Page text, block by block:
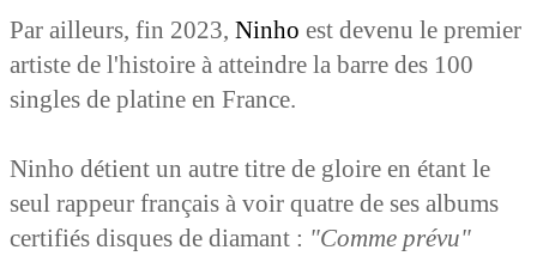
Par ailleurs, fin 2023, Ninho est devenu le premier
artiste de l'histoire à atteindre la barre des 100
singles de platine en France.
Ninho détient un autre titre de gloire en étant le
seul rappeur français à voir quatre de ses albums
certifiés disques de diamant : "Comme prévu"